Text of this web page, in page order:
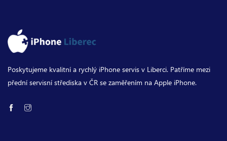
Poskytujeme kvalitní a rychlý iPhone servis v Liberci. Patříme mezi
přední servisní střediska v ČR se zaměřením na Apple iPhone.